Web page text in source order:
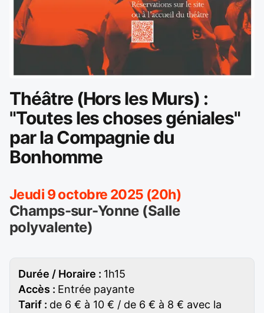
Théâtre (Hors les Murs) :
"Toutes les choses géniales"
par la Compagnie du
Bonhomme
Jeudi 9 octobre 2025 (20h)
Champs-sur-Yonne (Salle
polyvalente)
Durée / Horaire : 1h15
Accès : Entrée payante
Tarif : de 6 € à 10 € / de 6 € à 8 € avec la